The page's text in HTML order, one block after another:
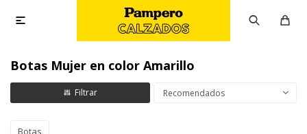

Botas Mujer en color Amarillo
Recomendados
Botas